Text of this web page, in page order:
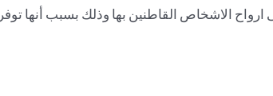
الاشخاص القاطنين بها وذلك بسبب أنها